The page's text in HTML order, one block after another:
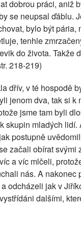
dobrou práci, aniž
se neupsal ďáblu.
bylo být pária,
tenhle
do života. Takže
218-219)
dřív, v té hospodě
jenom dva, tak si k
jsme tam byli
skupin mladých lidí.
postupně
začali obírat svými
a víc mlčeli,
nás. A nakonec
odcházeli jak v
dalšími,